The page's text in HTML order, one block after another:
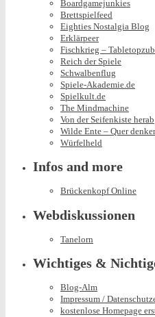
Boardgamejunkies
Brettspielfeed
Eighties Nostalgia Blog
Erklärpeer
Fischkrieg –
Reich der Spiele
Schwalbenflug
Spiele-Akademie.de
Spielkult.de
The Mindmachine
Von der Seifenkiste herab
Wilde Ente – Quer
Würfelheld
Infos and more
Brückenkopf Online
Webdiskussionen
Tanelorn
Wichtiges &
Blog-Alm
Impressum /
kostenlose Homepage